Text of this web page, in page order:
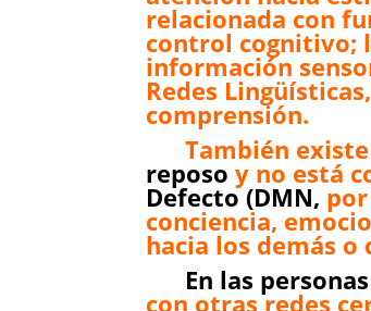
relacionada con
control cognitivo;
información
Redes
comprensión.
También existe
reposo y no está
Defecto (DMN,
conciencia,
hacia los demás
En las
con otras redes